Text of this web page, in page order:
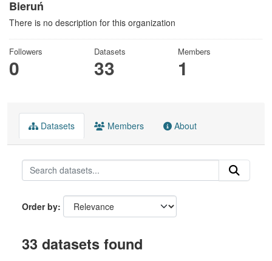
Bieruń
There is no description for this organization
Followers
0
Datasets
33
Members
1
Datasets Members About
Order by
33 datasets found